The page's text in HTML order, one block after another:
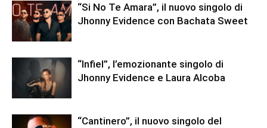
“Si No Te Amara”, il nuovo singolo di
Jhonny Evidence con Bachata Sweet
“Infiel”, l’emozionante singolo di
Jhonny Evidence e Laura Alcoba
“Cantinero”, il nuovo singolo del